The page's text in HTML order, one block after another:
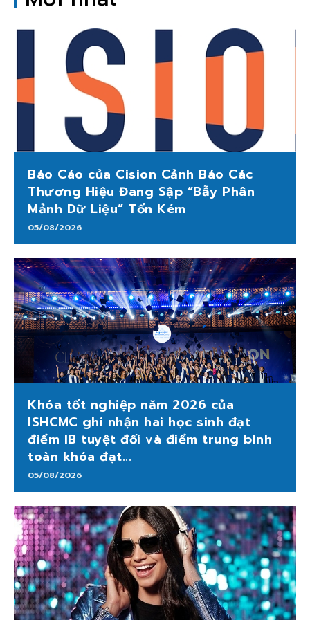
Báo Cáo của Cision Cảnh Báo Các
Thương Hiệu Đang Sập “Bẫy Phân
Mảnh Dữ Liệu” Tốn Kém
05/08/2026
Khóa tốt nghiệp năm 2026 của
ISHCMC ghi nhận hai học sinh đạt
điểm IB tuyệt đối và điểm trung bình
toàn khóa đạt...
05/08/2026